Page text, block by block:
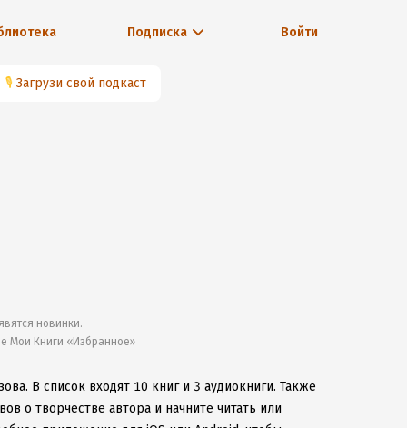
Подписка Войти
🎙 Загрузи свой подкаст
новинки.
Мои Книги «Избранное»
В список входят 10 книг и 3 аудиокниги. Также
о творчестве автора и начните читать или